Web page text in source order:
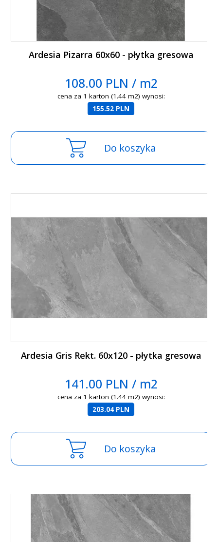
Ardesia Pizarra 60x60 - płytka gresowa
108.00 PLN / m2
cena za 1 karton (1.44 m2) wynosi:
155.52 PLN
Do koszyka
Ardesia Gris Rekt. 60x120 - płytka gresowa
141.00 PLN / m2
cena za 1 karton (1.44 m2) wynosi:
203.04 PLN
Do koszyka